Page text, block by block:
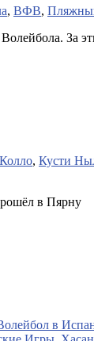
, ВФВ,
За
, Кусти
в Пярну
в